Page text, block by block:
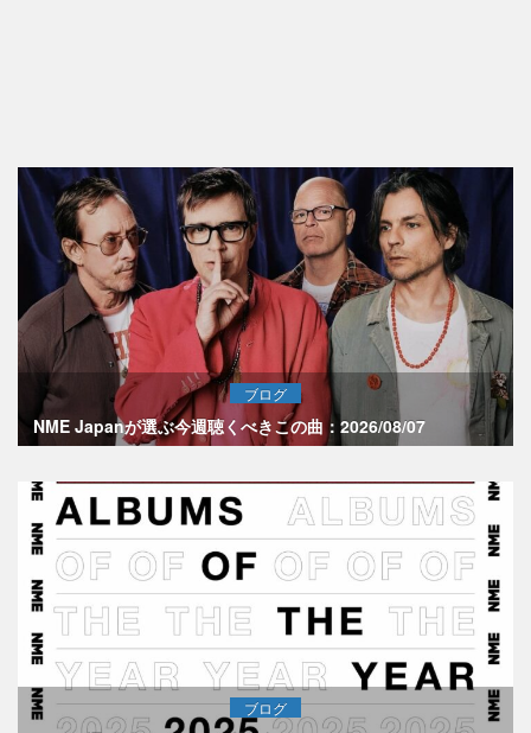
ブログ
NME Japanが選ぶ今週聴くべきこの曲：2026/08/07
ブログ